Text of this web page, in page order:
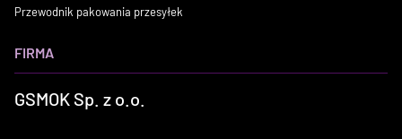
Przewodnik pakowania przesyłek
FIRMA
GSMOK Sp. z o.o.